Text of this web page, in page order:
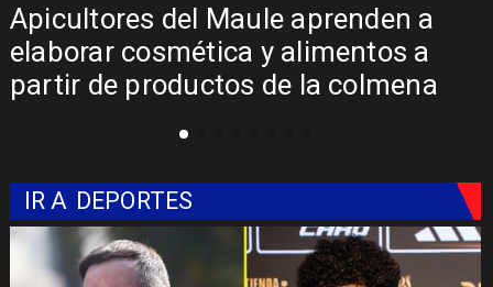
Álvarez-Salamanca destaca
inversión regional en el inicio de
obras de la Subcomisaría Maule
IR A DEPORTES